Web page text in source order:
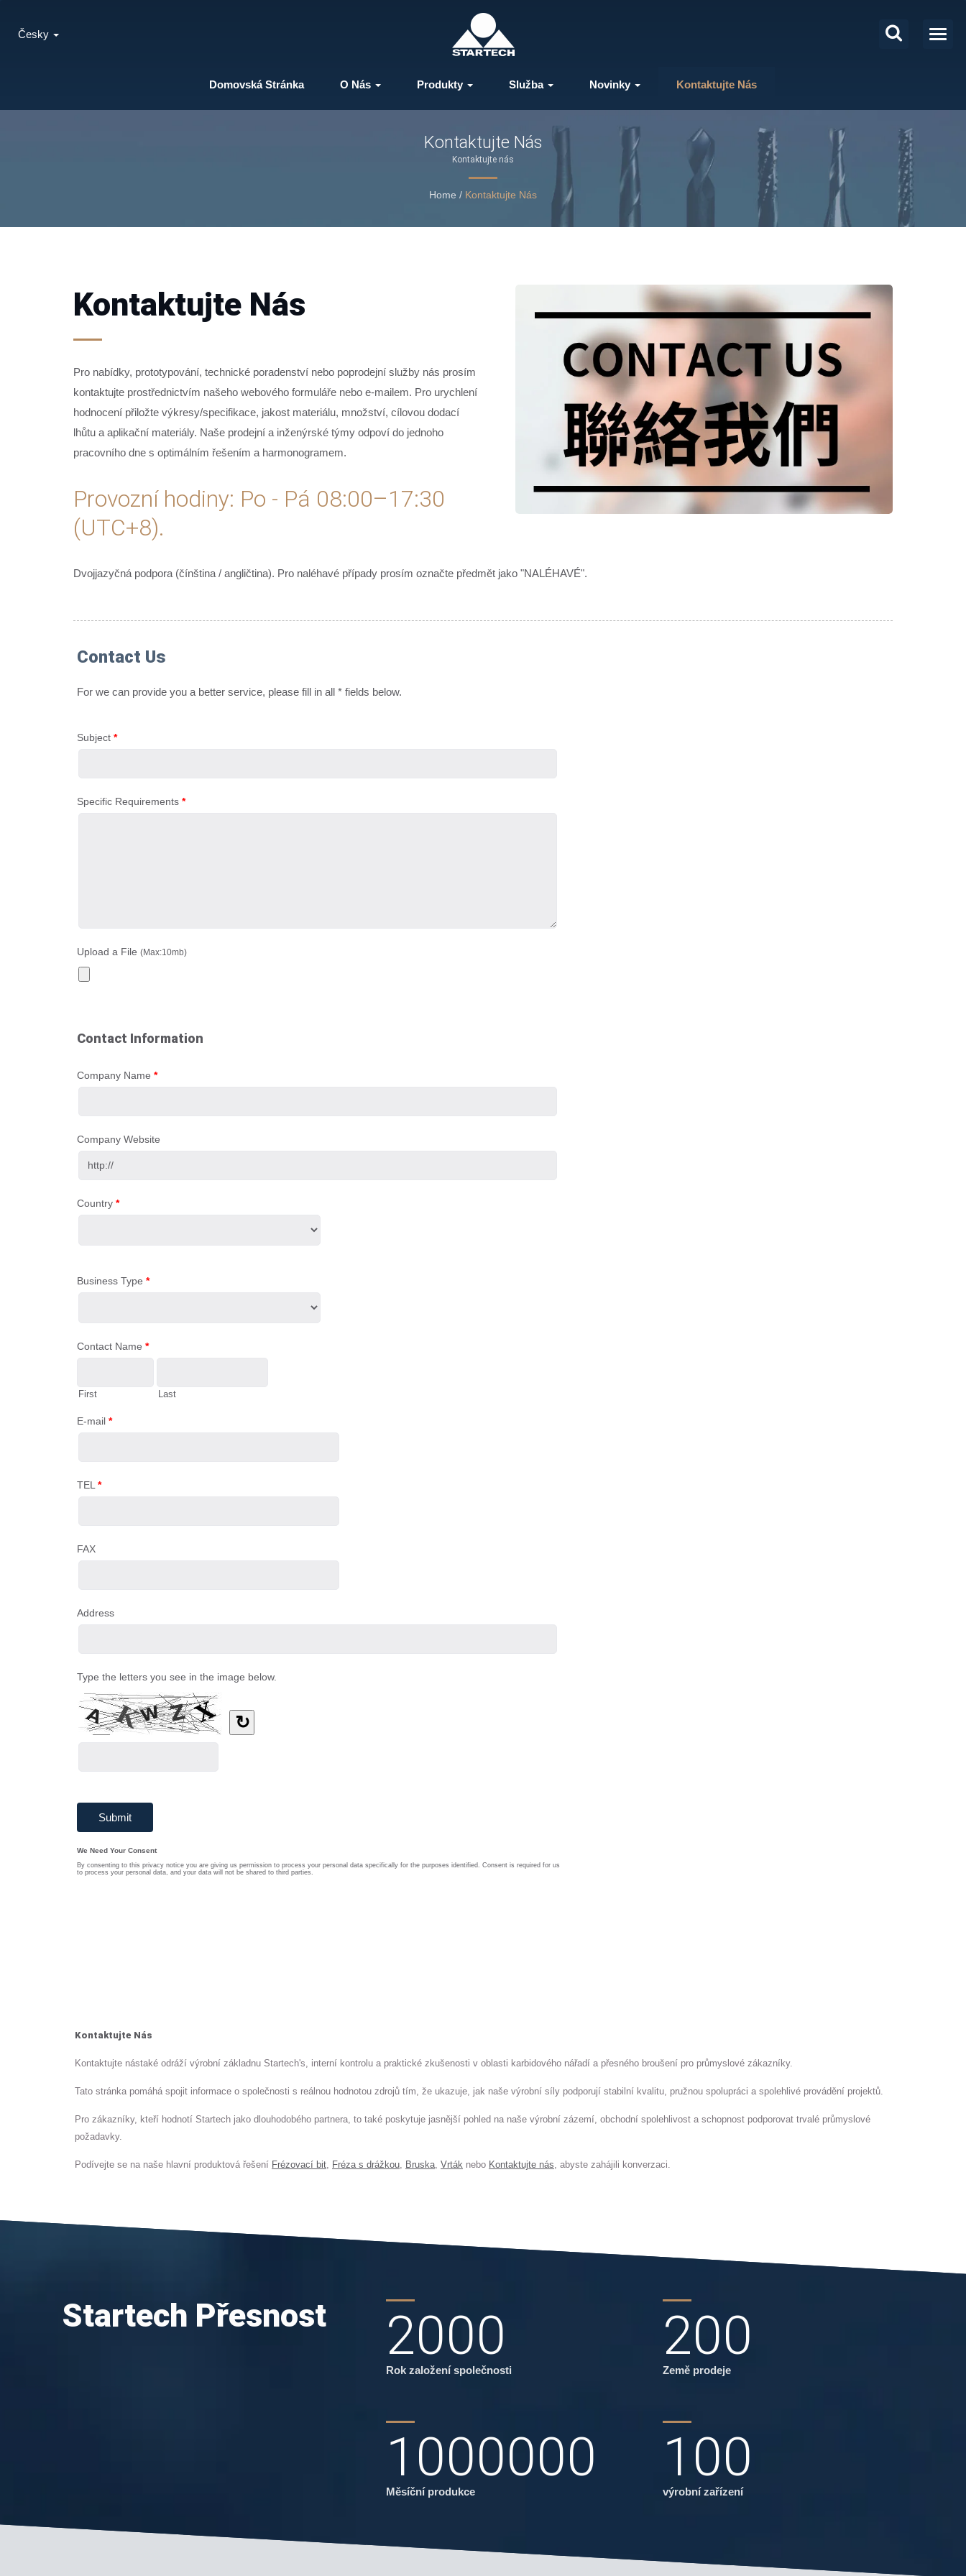
Domovská Stránka O Nás Produkty Služba Novinky Kontaktujte Nás
Česky
Kontaktujte Nás
Kontaktujte nás
Home / Kontaktujte Nás
Kontaktujte Nás
Pro nabídky, prototypování, technické poradenství nebo poprodejní služby nás prosím
kontaktujte prostřednictvím našeho webového formuláře nebo e-mailem. Pro urychlení
hodnocení přiložte výkresy/specifikace, jakost materiálu, množství, cílovou dodací
lhůtu a aplikační materiály. Naše prodejní a inženýrské týmy odpoví do jednoho
pracovního dne s optimálním řešením a harmonogramem.
Provozní hodiny: Po - Pá 08:00–17:30
(UTC+8).
Dvojjazyčná podpora (čínština / angličtina). Pro naléhavé případy prosím označte předmět jako "NALÉHAVÉ".
Kontaktujte Nás
Kontaktujte nástaké odráží výrobní základnu Startech's, interní kontrolu a praktické zkušenosti v oblasti karbidového nářadí a přesného broušení pro průmyslové zákazníky.
Tato stránka pomáhá spojit informace o společnosti s reálnou hodnotou zdrojů tím, že ukazuje, jak naše výrobní síly podporují stabilní kvalitu, pružnou spolupráci a spolehlivé provádění projektů.
Pro zákazníky, kteří hodnotí Startech jako dlouhodobého partnera, to také poskytuje jasnější pohled na naše výrobní zázemí, obchodní spolehlivost a schopnost podporovat trvalé průmyslové
požadavky.
Podívejte se na naše hlavní produktová řešení Frézovací bit, Fréza s drážkou, Bruska, Vrták nebo Kontaktujte nás, abyste zahájili konverzaci.
Startech Přesnost 2000
Rok založení společnosti
200
Země prodeje
1000000
Měsíční produkce
100
výrobní zařízení